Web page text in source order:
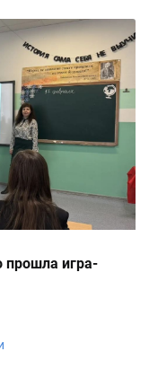
прошла игра-